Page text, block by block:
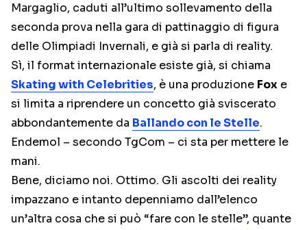
Margaglio, caduti all’ultimo sollevamento della
seconda prova nella gara di pattinaggio di figura
delle Olimpiadi Invernali, e già si parla di reality.
Sì, il format internazionale esiste già, si chiama
Skating with Celebrities, è una produzione Fox e
si limita a riprendere un concetto già sviscerato
abbondantemente da Ballando con le Stelle.
Endemol – secondo TgCom – ci sta per mettere le
mani.
Bene, diciamo noi. Ottimo. Gli ascolti dei reality
impazzano e intanto depenniamo dall’elenco
un’altra cosa che si può “fare con le stelle”, quante